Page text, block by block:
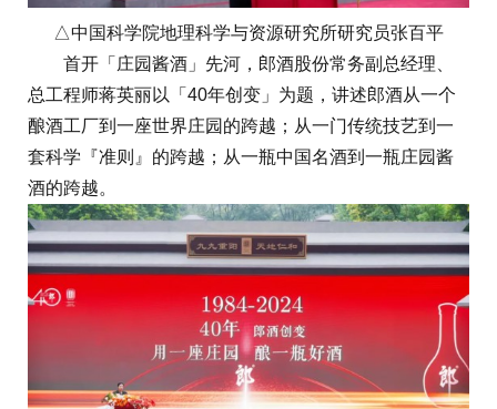
△中国科学院地理科学与资源研究所研究员张百平
首开「庄园酱酒」先河，郎酒股份常务副总经理、
总工程师蒋英丽以「40年创变」为题，讲述郎酒从一个
酿酒工厂到一座世界庄园的跨越；从一门传统技艺到一
套科学『准则』的跨越；从一瓶中国名酒到一瓶庄园酱
酒的跨越。